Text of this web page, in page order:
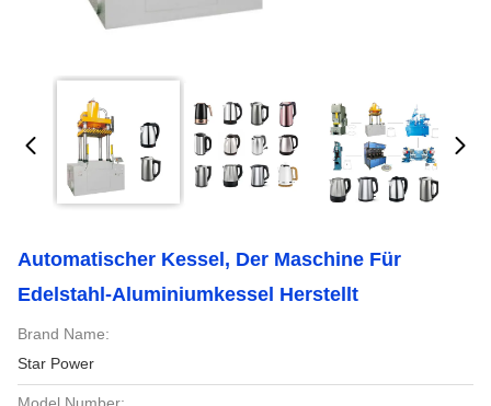
Automatischer Kessel, Der Maschine Für
Edelstahl-Aluminiumkessel Herstellt
Brand Name:
Star Power